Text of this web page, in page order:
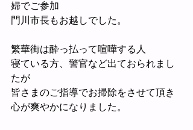
婦でご参加
門川市長もお越しでした。
繁華街は酔っ払って喧嘩する人
寝ている方、警官など出ておられまし
たが
皆さまのご指導でお掃除をさせて頂き
心が爽やかになりました。